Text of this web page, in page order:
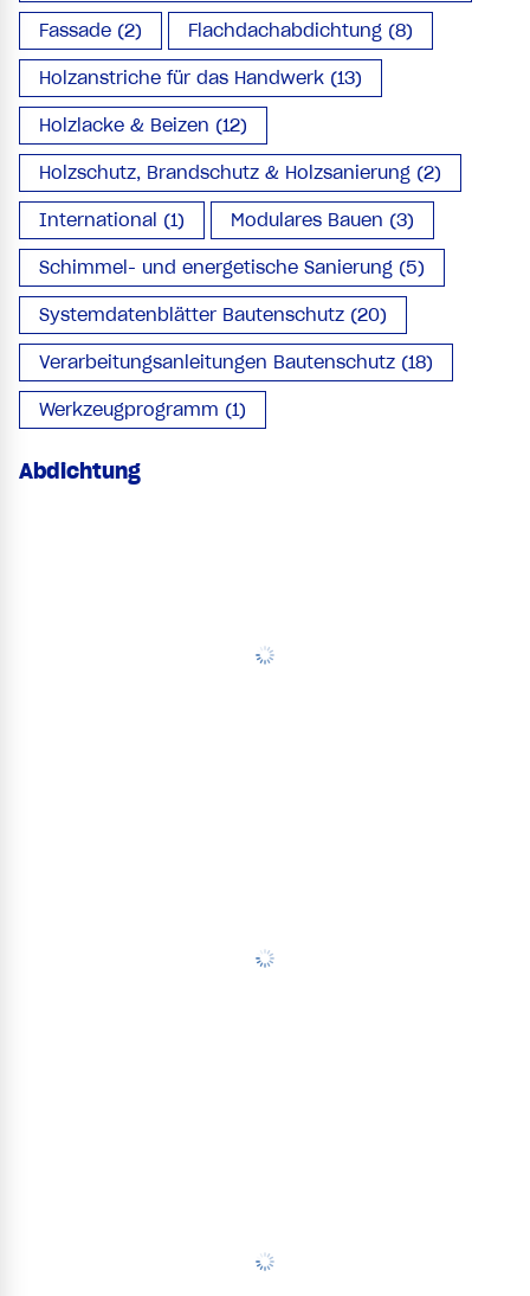
Fassade (2) Flachdachabdichtung (8)
Holzanstriche für das Handwerk (13)
Holzlacke & Beizen (12)
Holzschutz, Brandschutz & Holzsanierung (2)
International (1) Modulares Bauen (3)
Schimmel- und energetische Sanierung (5)
Systemdatenblätter Bautenschutz (20)
Verarbeitungsanleitungen Bautenschutz (18)
Werkzeugprogramm (1)
Abdichtung